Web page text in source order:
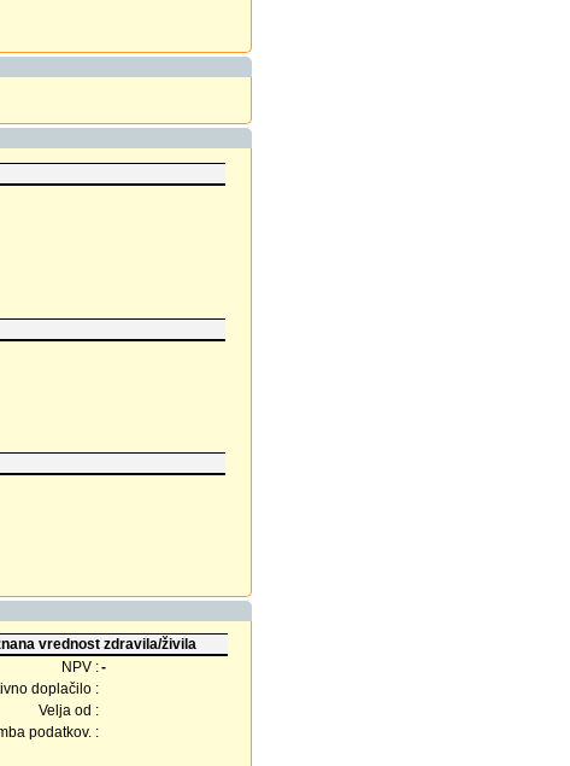
vrednost zdravila/živila
NPV :-
doplačilo :
Velja od :
podatkov. :